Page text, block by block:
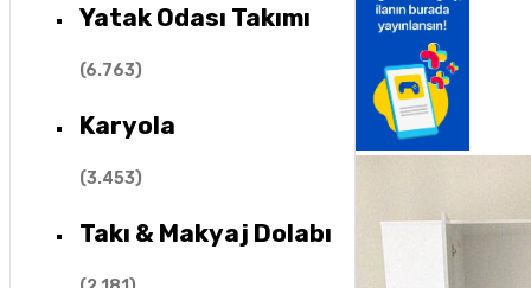
Yatak Odası Takımı
(6.763)
Karyola
(3.453)
Takı & Makyaj Dolabı